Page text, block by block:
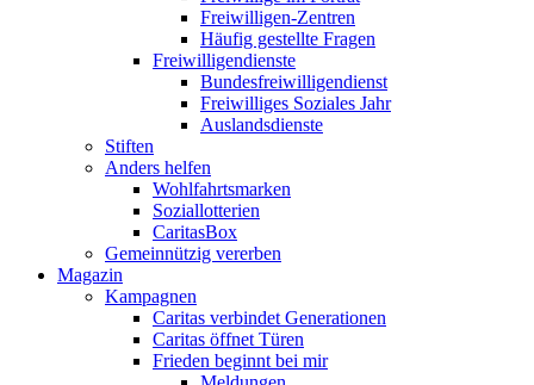
Freiwilligen-Zentren
Häufig gestellte Fragen
Freiwilligendienste
Bundesfreiwilligendienst
Freiwilliges Soziales Jahr
Auslandsdienste
Stiften
Anders helfen
Wohlfahrtsmarken
Soziallotterien
CaritasBox
Gemeinnützig vererben
Magazin
Kampagnen
Caritas verbindet Generationen
Caritas öffnet Türen
Frieden beginnt bei mir